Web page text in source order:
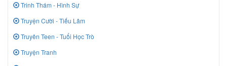
Trinh Thám - Hình Sự
Truyện Cười - Tiếu Lâm
Truyên Teen - Tuổi Học Trò
Truyện Tranh